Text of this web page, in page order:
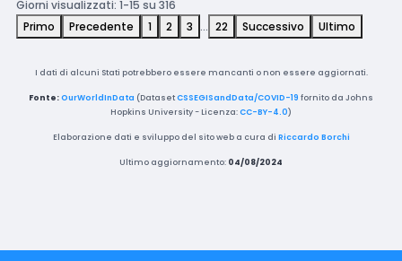
Giorni visualizzati: 1-15 su 316
Primo
Precedente 1 2 3 … 22 Successivo Ultimo
I dati di alcuni Stati potrebbero essere mancanti o non essere aggiornati.
Fonte:OurWorldInData (DatasetCSSEGISandData/COVID-19 fornito da Johns
Hopkins University - Licenza:CC-BY-4.0)
Elaborazione dati e sviluppo del sito web a cura di Riccardo Borchi
Ultimo aggiornamento: 04/08/2024